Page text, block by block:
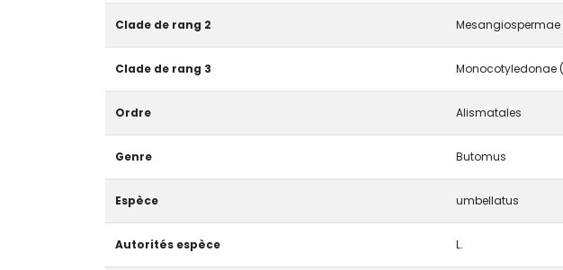
Clade de rang 2
Clade de rang 3 Monocotyledonae
Ordre Alismatales
Genre Butomus
Espèce umbellatus
Autorités espèce L.